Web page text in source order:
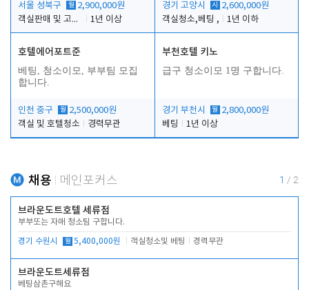
서울 성북구 월 2,900,000원
객실판매 및 고객응대
1년 이상
경기 고양시 시
2,600,000원
객실청소,베팅 ,
1년 이하
호텔에어포트준
베팅, 청소이모, 부부팀 모집
합니다.
인천 중구 월 2,500,000원
객실 및 호텔청소
경력무관
부천호텔 키노
급구 청소이모 1명 구합니다.
경기 부천시 월 2,800,000원
베팅
1년 이상
채용 메인포커스 1 / 2
브라운도트호텔 세류점
부부또는 자매 청소팀 구합니다.
경기 수원시 월 5,400,000원 객실청소및 베팅 경력무관
브라운도트세류점
베팅삼촌구해요